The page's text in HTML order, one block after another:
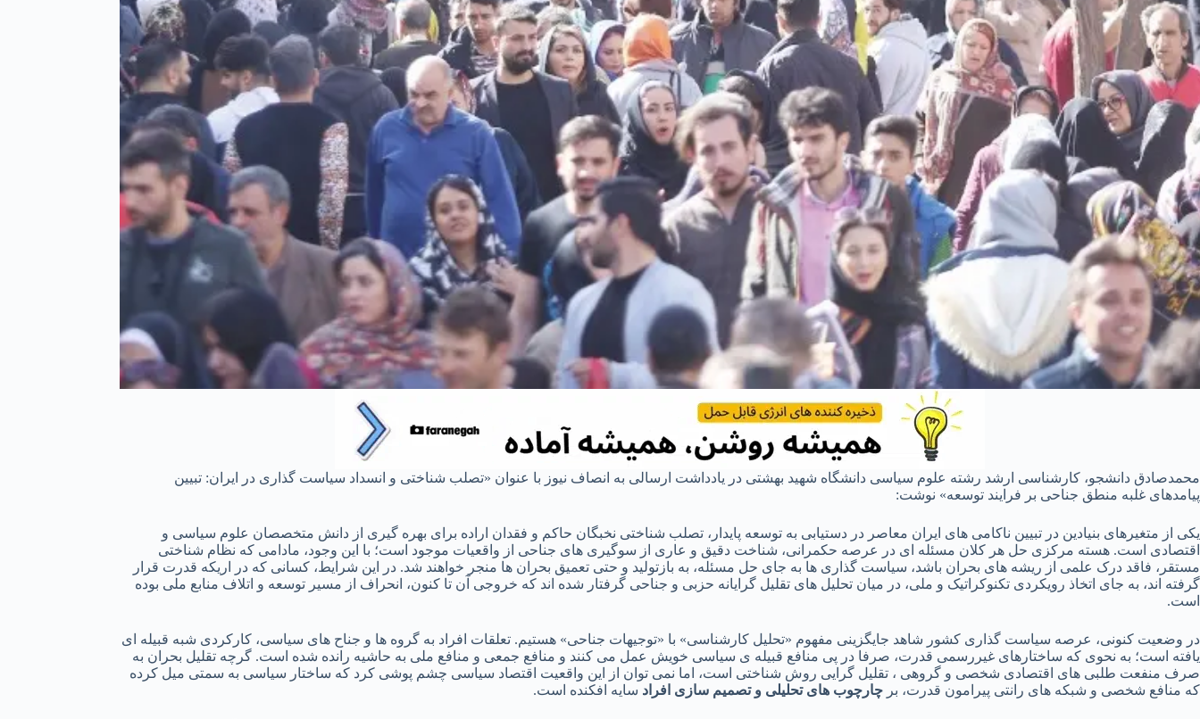
محمدصادق دانشجو، کارشناسی ارشد رشته علوم سیاسی دانشگاه شهید بهشتی در یادداشت ارسالی به انصاف نیوز با عنوان «تصلب شناختی و انسداد سیاست گذاری در ایران: تبیین
پیامدهای غلبه منطق جناحی بر فرایند توسعه» نوشت:
یکی از متغیرهای بنیادین در تبیین ناکامی های ایران معاصر در دستیابی به توسعه پایدار، تصلب شناختی نخبگان حاکم و فقدان اراده برای بهره گیری از دانش متخصصان علوم سیاسی و
اقتصادی است. هسته مرکزی حل هر کلان مسئله ای در عرصه حکمرانی، شناخت دقیق و عاری از سوگیری های جناحی از واقعیات موجود است؛ با این وجود، مادامی که نظام شناختی
مستقر، فاقد درک علمی از ریشه های بحران باشد، سیاست گذاری ها به جای حل مسئله، به بازتولید و حتی تعمیق بحران ها منجر خواهند شد. در این شرایط، کسانی که در اریکه قدرت قرار
گرفته اند، به جای اتخاذ رویکردی تکنوکراتیک و ملی، در میان تحلیل های تقلیل گرایانه حزبی و جناحی گرفتار شده اند که خروجی آن تا کنون، انحراف از مسیر توسعه و اتلاف منابع ملی بوده
است.
در وضعیت کنونی، عرصه سیاست گذاری کشور شاهد جایگزینی مفهوم «تحلیل کارشناسی» با «توجیهات جناحی» هستیم. تعلقات افراد به گروه ها و جناح های سیاسی، کارکردی شبه قبیله ای
یافته است؛ به نحوی که ساختارهای غیررسمی قدرت، صرفا در پی منافع قبیله ی سیاسی خویش عمل می کنند و منافع جمعی و منافع ملی به حاشیه رانده شده است. گرچه تقلیل بحران به
صرف منفعت طلبی های اقتصادی شخصی و گروهی ، تقلیل گرایی روش شناختی است، اما نمی توان از این واقعیت اقتصاد سیاسی چشم پوشی کرد که ساختار سیاسی به سمتی میل کرده
که منافع شخصی و شبکه های رانتی پیرامون قدرت، بر چارچوب های تحلیلی و تصمیم سازی افراد سایه افکنده است.